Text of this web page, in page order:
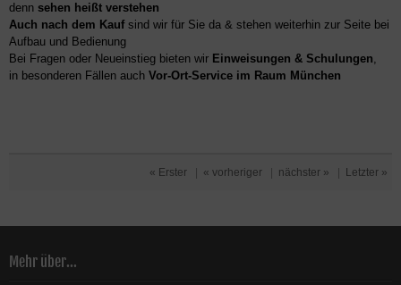
denn sehen heißt verstehen
Auch nach dem Kaufsind wir für Sie da & stehen weiterhin zur Seite bei
Aufbau und Bedienung
Bei Fragen oder Neueinstieg bieten wir Einweisungen & Schulungen,
in besonderen Fällen auch Vor-Ort-Service im Raum München
« Erster « vorheriger nächster » Letzter »
Mehr über...